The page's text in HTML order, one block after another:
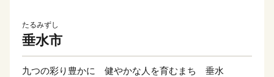
たるみずし
垂水市
九つの彩り豊かに 健やかな人を育むまち 垂水